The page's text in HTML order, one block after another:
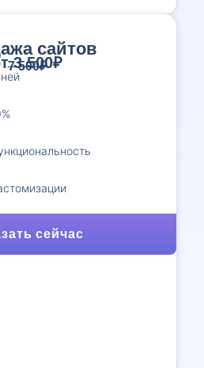
сайтов
3 500₽
7 500₽
сейчас